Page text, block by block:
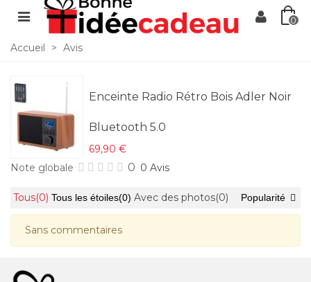
0
Accueil > Avis
Enceinte Radio Rétro Bois Adler Noir
Bluetooth 5.0
69,90 €
Note globale
0 0 Avis
Tous(0) Tous les étoiles(0) Avec des photos(0) Popularité
Sans commentaires